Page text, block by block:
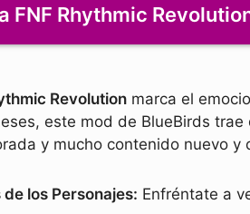
FNF Rhythmic
Revolution marca el
este mod de BlueBirds
y mucho contenido nuevo y
los Personajes: Enfréntate a